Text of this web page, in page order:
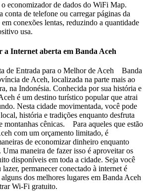
economizador de dados do WiFi Map.
conta de telefone ou carregar páginas da
conexões lentas, reduzindo a quantidade
usa.
a Internet aberta em Banda Aceh
de Entrada para o Melhor de Aceh Banda
de Aceh, localizada na parte mais ao
na Indonésia. Conhecida por sua história e
é um destino turístico popular que atrai
Nesta cidade movimentada, você pode
história e tradições enquanto desfruta
montanhas cênicas. Para aqueles que estão
com um orçamento limitado, é
de economizar dinheiro enquanto
Uma maneira de fazer isso é aproveitar os
disponíveis em toda a cidade. Seja você
permanecer conectado à internet é
dos melhores lugares em Banda Aceh
Wi-Fi gratuito.